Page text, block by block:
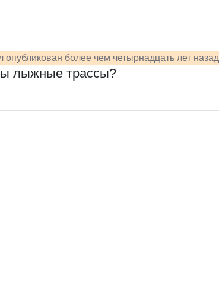
более чем четырнадцать лет назад
лыжные трассы?